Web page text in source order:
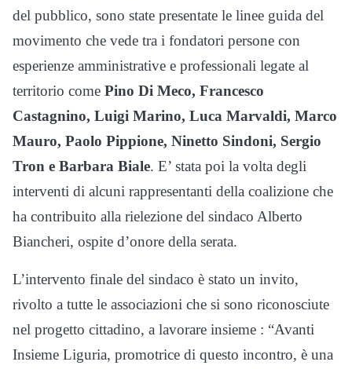
del pubblico, sono state presentate le linee guida del
movimento che vede tra i fondatori persone con
esperienze amministrative e professionali legate al
territorio come Pino Di Meco, Francesco
Castagnino, Luigi Marino, Luca Marvaldi, Marco
Mauro, Paolo Pippione, Ninetto Sindoni, Sergio
Tron e Barbara Biale. E’ stata poi la volta degli
interventi di alcuni rappresentanti della coalizione che
ha contribuito alla rielezione del sindaco Alberto
Biancheri, ospite d’onore della serata.
L’intervento finale del sindaco è stato un invito,
rivolto a tutte le associazioni che si sono riconosciute
nel progetto cittadino, a lavorare insieme : “Avanti
Insieme Liguria, promotrice di questo incontro, è una